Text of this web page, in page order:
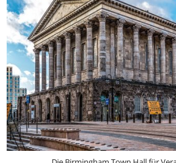
Die Birmingham Town Hall für